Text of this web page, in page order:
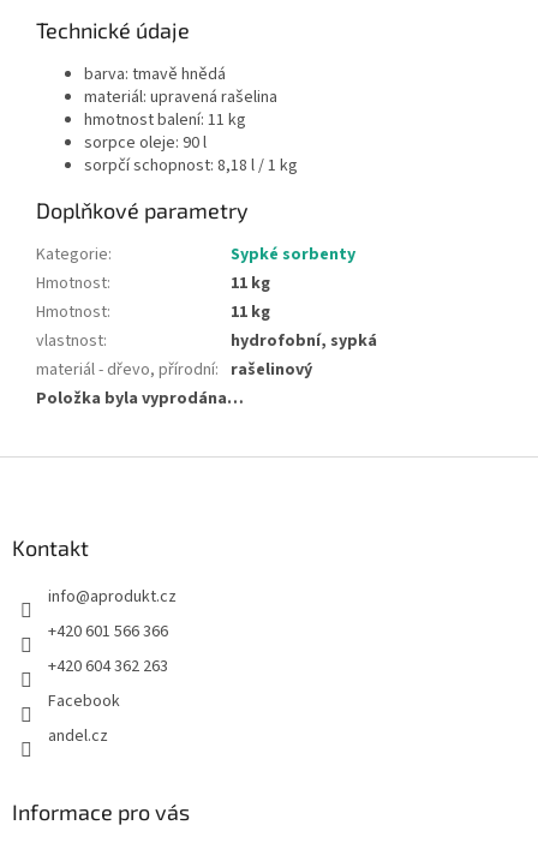
Technické údaje
barva: tmavě hnědá
materiál: upravená rašelina
hmotnost balení: 11 kg
sorpce oleje: 90 l
sorpčí schopnost: 8,18 l / 1 kg
Doplňkové parametry
Kategorie:
Sypké sorbenty
Hmotnost:
11 kg
Hmotnost:
11 kg
vlastnost:
hydrofobní, sypká
materiál - dřevo, přírodní: rašelinový
Položka byla vyprodána…
Kontakt
info@aprodukt.cz
+420 601 566 366
+420 604 362 263
Facebook
andel.cz
Informace pro vás